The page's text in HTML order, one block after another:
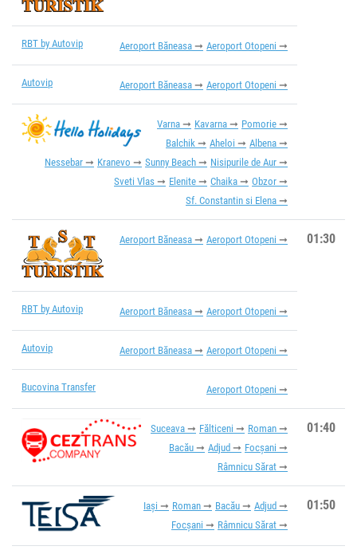
RBT by Autovip Aeroport Băneasa Aeroport Otopeni
Autovip Aeroport Băneasa Aeroport Otopeni
Varna Kavarna
Pomorie
Balchik
Aheloi
Albena
Nessebar
Kranevo Sunny Beach
Nisipurile de Aur
Sveti Vlas
Elenite Chaika
Obzor
Sf. Constantin si Elena
Aeroport Băneasa Aeroport Otopeni 01:30
RBT by Autovip Aeroport Băneasa Aeroport Otopeni
Autovip Aeroport Băneasa Aeroport Otopeni
Bucovina Transfer Aeroport Otopeni
Suceava Fălticeni
Roman
Bacău
Adjud
Focșani
Râmnicu Sărat
01:40
Iași Roman Bacău
Adjud
Focșani
Râmnicu Sărat
01:50